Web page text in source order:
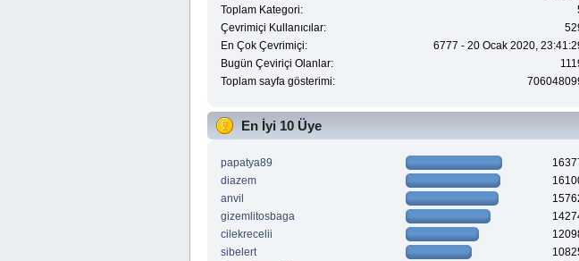
Toplam Kategori:
Çevrimiçi Kullanıcılar:
En Çok Çevrimiçi:
6777 - 20 Ocak 2020,
Bugün Çeviriçi Olanlar:
Toplam sayfa gösterimi:
En İyi 10 Üye
papatya89
diazem
anvil
gizemlitosbaga
cilekrecelii
sibelert